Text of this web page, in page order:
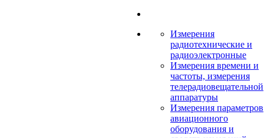
Измерения
радиотехнические и
радиоэлектронные
Измерения времени и
частоты, измерения
телерадиовещательной
аппаратуры
Измерения параметров
авиационного
оборудования и